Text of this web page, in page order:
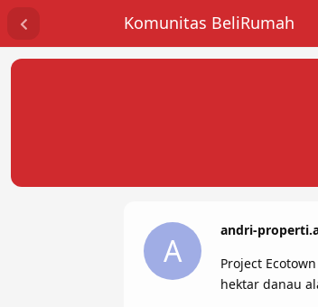
Komunitas BeliRumah
A
andri-
Project
hektar danau